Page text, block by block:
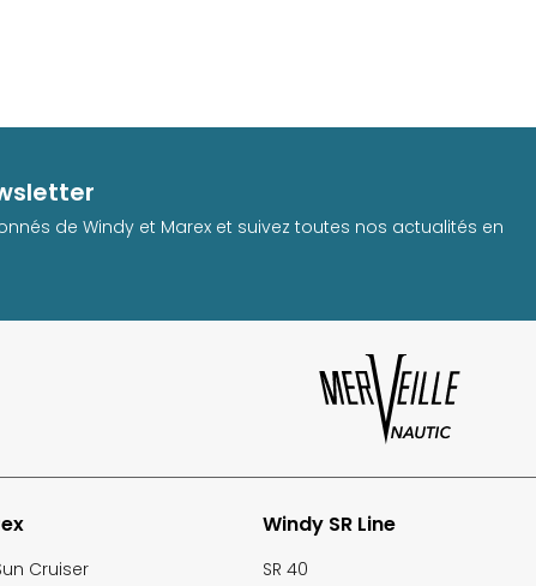
de Windy et Marex et suivez toutes nos actualités en
Cruiser
Windy SR Line
SR 40